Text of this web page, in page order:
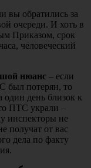
вы обратились за
очереди. И хоть в
Приказом, срок
человеческий
нюанс – если
был потерян, то
один день близок к
ПТС украли –
инспекторы не
получат от вас
дела по факту